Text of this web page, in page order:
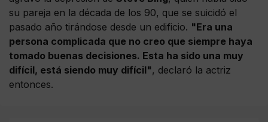
su pareja en la década de los 90, que se suicidó el
pasado año tirándose desde un edificio. "Era una
persona complicada que no creo que siempre haya
tomado buenas decisiones. Esta ha sido una muy
difícil, está siendo muy difícil", declaró la actriz
entonces.